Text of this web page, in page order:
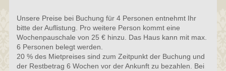
Unsere Preise bei Buchung für 4 Personen entnehmt Ihr
bitte der Auflistung. Pro weitere Person kommt eine
Wochenpauschale von 25 € hinzu. Das Haus kann mit max.
6 Personen belegt werden.
20 % des Mietpreises sind zum Zeitpunkt der Buchung und
der Restbetrag 6 Wochen vor der Ankunft zu bezahlen. Bei